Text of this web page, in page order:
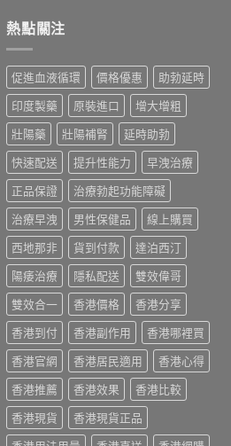
熱點關注
促進血液循環 價格優惠
助勃延時
印度製藥
原裝進口
增大增粗
壯陽藥
壯陽補腎
延時助勃
快速配送
提升性能力
早洩治療
正品保證
治療勃起功能障礙
治療早洩
男性保健品
線上購買
西地那非
貨到付款
達泊西汀
陽痿治療
隱私配送
雙效偉哥
雙效合一
香港價格
香港分享
香港到付
香港副作用
香港哪裡買
香港官網
香港居民適用
香港心得
香港推薦
香港效果
香港比較
香港現貨
香港現貨正品